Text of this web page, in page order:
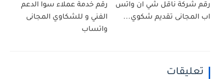
رقم شركة ناقل شي ان واتس
اب المجانى تقديم شكوي...
رقم خدمة عملاء سوا الدعم
الفني و للشكاوي المجانى
واتساب
تعليقات